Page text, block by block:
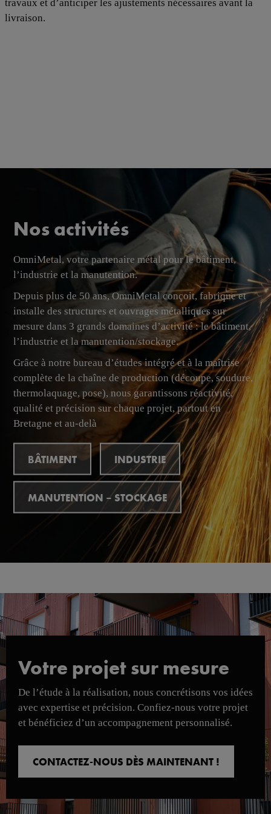
travaux et d’anticiper les ajustements nécessaires avant la
livraison.
Nos activités
OmniMetal, votre partenaire métal pour le bâtiment,
l’industrie et la manutention.
Depuis plus de 50 ans, OmniMetal conçoit, fabrique et
installe des structures et ouvrages métalliques sur
mesure dans 3 grands domaines d’activité : le bâtiment,
l’industrie et la manutention/stockage.
Grâce à notre bureau d’études intégré et à la maîtrise
complète de la chaîne de production (découpe, soudure,
thermolaquage, pose), nous garantissons réactivité,
qualité et précision sur chaque projet, partout en
Bretagne et au-delà
BÂTIMENT INDUSTRIE
MANUTENTION – STOCKAGE
Votre projet sur mesure
De l’étude à la réalisation, nous concrétisons vos idées
avec expertise et précision. Confiez-nous votre projet
et bénéficiez d’un accompagnement personnalisé.
CONTACTEZ-NOUS DÈS MAINTENANT !